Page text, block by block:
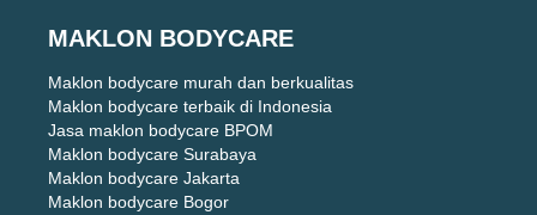
MAKLON BODYCARE
Maklon bodycare murah dan berkualitas
Maklon bodycare terbaik di Indonesia
Jasa maklon bodycare BPOM
Maklon bodycare Surabaya
Maklon bodycare Jakarta
Maklon bodycare Bogor